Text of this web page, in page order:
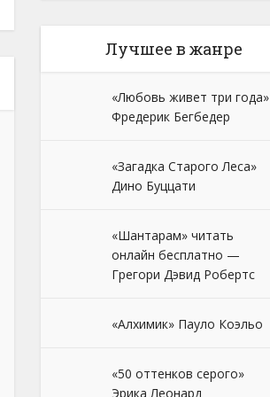
Лучшее в жанре
«Любовь живет три года»
Фредерик Бегбедер
«Загадка Старого Леса»
Дино Буццати
«Шантарам» читать
онлайн бесплатно —
Грегори Дэвид Робертс
«Алхимик» Пауло Коэльо
«50 оттенков серого»
Эрика Леонард